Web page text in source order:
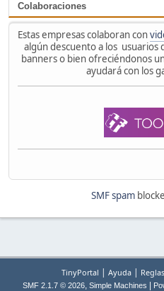
Colaboraciones
Estas empresas colaboran con
algún descuento a los usuarios
banners o bien ofreciéndonos
ayudará con los
SMF spam
TinyPortal | Ayuda |
SMF 2.1.7 © 2026, Simple Machines